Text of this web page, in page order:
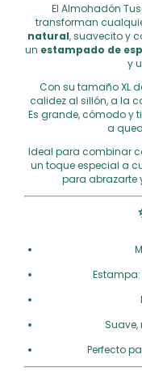
El Almohadón
transforman
natural, suavecito y
un estampado de
y
Con su tamaño XL
calidez al sillón, a la
Es grande, cómodo y
a
Ideal para combinar
un toque especial a
para abrazarte
Perfecto